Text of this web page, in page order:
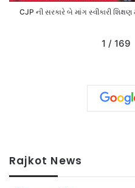
CJP ની સરકારે બે માંગ સ્વીકારી
1 / 169
Rajkot News